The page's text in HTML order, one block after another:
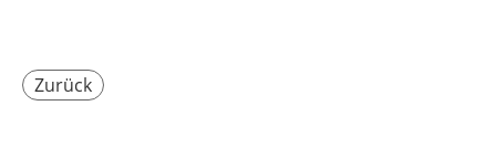
Zurück